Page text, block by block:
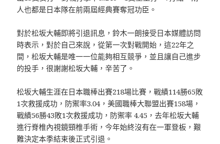
人也都是日本隊在前兩屆經典賽奪冠功臣。
對於松坂大輔即將引退訊息，鈴木一朗接受日本媒體訪問
時表示，對於自己來說，從第一次對戰開始，這22年之
間，松坂大輔是唯一一位能夠相互競爭，並且讓自己進步
的投手，很謝謝松坂大輔，辛苦了。
松坂大輔生涯在日本職棒出賽218場比賽，戰績114勝65敗
1次救援成功，防禦率3.04，美國職棒大聯盟出賽158場，
戰績56勝43敗1次救援成功，防禦率 4.45，去年松坂大輔
進行脊椎內視鏡頸椎手術，今年始終沒有在一軍登板，艱
難決定本季結束後正式引退。